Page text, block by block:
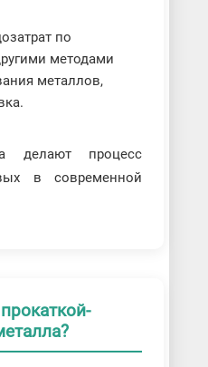
по
методами
металлов,
делают процесс
в современной